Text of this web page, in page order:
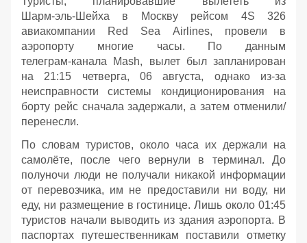
Шарм‑эль‑Шейха в Москву рейсом 4S 326
авиакомпании Red Sea Airlines, провели в
аэропорту многие часы. По данным
телеграм‑канала Mash, вылет был запланирован
на 21:15 четверга, 06 августа, однако из‑за
неисправности системы кондиционирования на
борту рейс сначала задержали, а затем отменили/
перенесли.
По словам туристов, около часа их держали на
самолёте, после чего вернули в терминал. До
полуночи люди не получали никакой информации
от перевозчика, им не предоставили ни воду, ни
еду, ни размещение в гостинице. Лишь около 01:45
туристов начали выводить из здания аэропорта. В
паспортах путешественникам поставили отметку